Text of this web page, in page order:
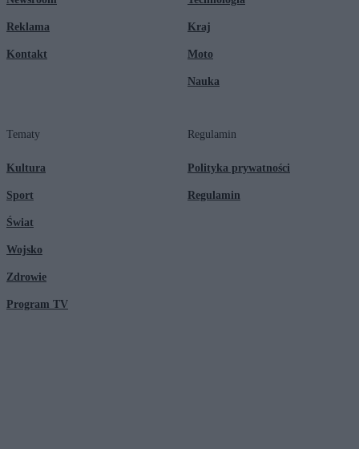
Reklama
Kontakt
Kraj
Moto
Nauka
Tematy
Kultura
Sport
Świat
Wojsko
Zdrowie
Program TV
Regulamin
Polityka prywatności
Regulamin